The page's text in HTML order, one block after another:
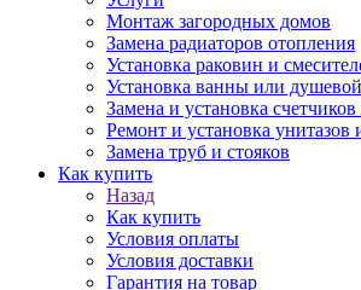
Монтаж загородных домов
Замена радиаторов отопления
Установка раковин и
Установка ванны или
Замена и установка
Ремонт и установка унитазов
Замена труб и стояков
Как купить
Назад
Как купить
Условия оплаты
Условия доставки
Гарантия на товар